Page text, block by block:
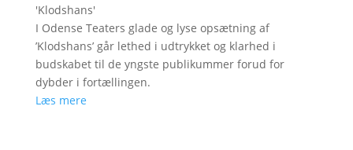
'Klodshans'
I Odense Teaters glade og lyse opsætning af
’Klodshans’ går lethed i udtrykket og klarhed i
budskabet til de yngste publikummer forud for
dybder i fortællingen.
Læs mere